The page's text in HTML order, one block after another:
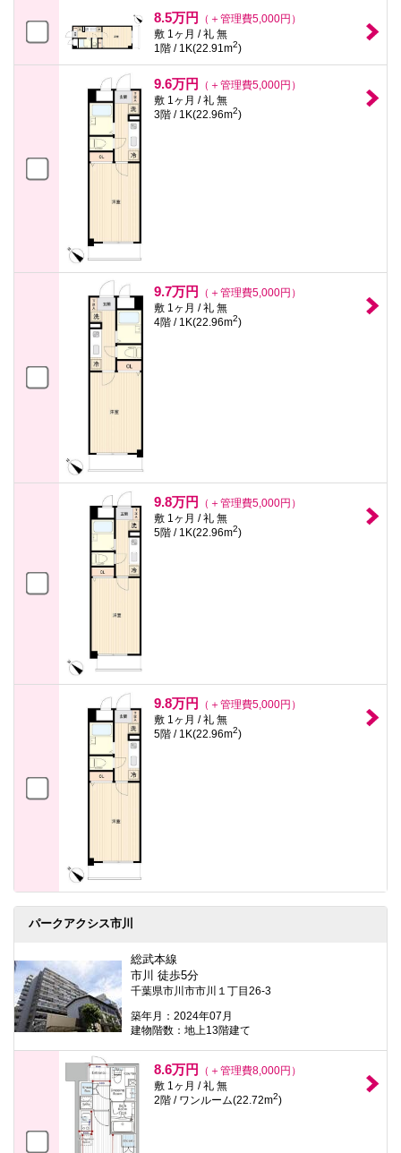
8.5万円
（＋管理費5,000円）
敷 1ヶ月 / 礼 無
1階 / 1K(22.91m2)
9.6万円
（＋管理費5,000円）
敷 1ヶ月 / 礼 無
3階 / 1K(22.96m2)
9.7万円
（＋管理費5,000円）
敷 1ヶ月 / 礼 無
4階 / 1K(22.96m2)
9.8万円
（＋管理費5,000円）
敷 1ヶ月 / 礼 無
5階 / 1K(22.96m2)
9.8万円
（＋管理費5,000円）
敷 1ヶ月 / 礼 無
5階 / 1K(22.96m2)
パークアクシス市川
総武本線
市川 徒歩5分
千葉県市川市市川１丁目26-3
築年月：2024年07月
建物階数：地上13階建て
8.6万円
（＋管理費8,000円）
敷 1ヶ月 / 礼 無
2階 / ワンルーム(22.72m2)